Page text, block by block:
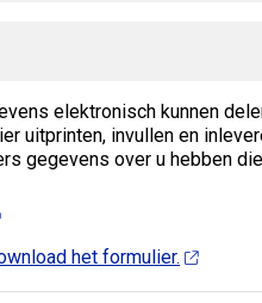
elektronisch kunnen
uitprinten, invullen en
gegevens over u hebben
het formulier.